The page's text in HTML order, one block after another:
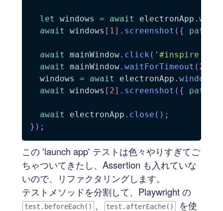
let windows = await electronApp .
await
windows [ 1 ] . screenshot ( { path
await mainWindow. click ( '#inspire >
await
mainWindow. waitForTimeout ( 2000
  windows
= await electronApp . windows
await
windows [ 2] . screenshot ( { path
await electronApp . close ( ) ;
} ) ;
この 'launch app' テストは色々やりすぎてご
ちゃついてきたし、Assertion も入れていな
いので、リファクタリングします。
テストメソッドを分割して、Playwright の
test.beforeEach() 、 test.afterEache() を使